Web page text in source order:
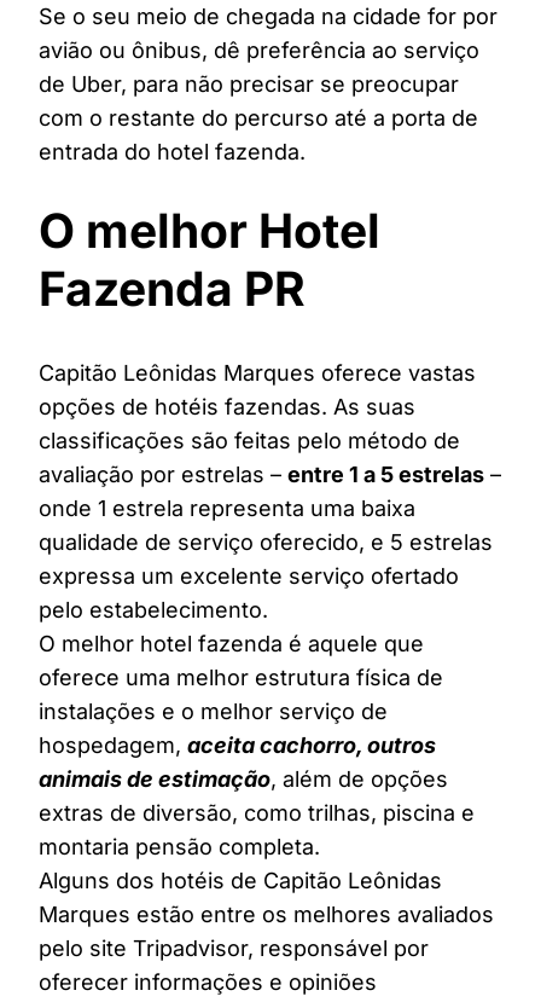
Se o seu meio de chegada na cidade for por
avião ou ônibus, dê preferência ao serviço
de Uber, para não precisar se preocupar
com o restante do percurso até a porta de
entrada do hotel fazenda.
O melhor Hotel
Fazenda PR
Capitão Leônidas Marques oferece vastas
opções de hotéis fazendas. As suas
classificações são feitas pelo método de
avaliação por estrelas – entre 1 a 5 estrelas –
onde 1 estrela representa uma baixa
qualidade de serviço oferecido, e 5 estrelas
expressa um excelente serviço ofertado
pelo estabelecimento.
O melhor hotel fazenda é aquele que
oferece uma melhor estrutura física de
instalações e o melhor serviço de
hospedagem, aceita cachorro, outros
animais de estimação, além de opções
extras de diversão, como trilhas, piscina e
montaria pensão completa.
Alguns dos hotéis de Capitão Leônidas
Marques estão entre os melhores avaliados
pelo site Tripadvisor, responsável por
oferecer informações e opiniões